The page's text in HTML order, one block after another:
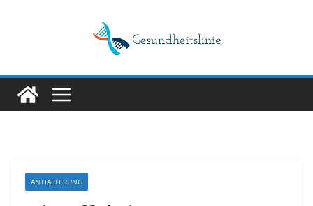
ANTIALTERUNG